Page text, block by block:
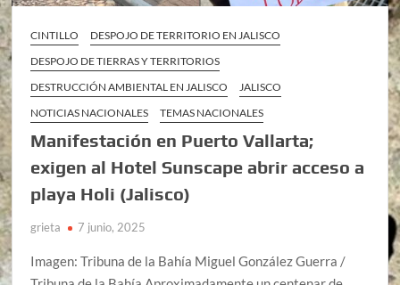
CINTILLO
DESPOJO DE TERRITORIO EN JALISCO
DESPOJO DE TIERRAS Y TERRITORIOS
DESTRUCCIÓN AMBIENTAL EN JALISCO
JALISCO
NOTICIAS NACIONALES
TEMAS NACIONALES
Manifestación en Puerto Vallarta;
exigen al Hotel Sunscape abrir acceso a
playa Holi (Jalisco)
grieta 7 junio, 2025
Imagen: Tribuna de la Bahía Miguel González Guerra /